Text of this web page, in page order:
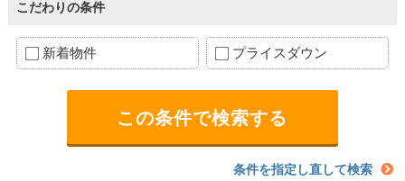
こだわりの条件
新着物件 プライスダウン
条件を指定し直して検索